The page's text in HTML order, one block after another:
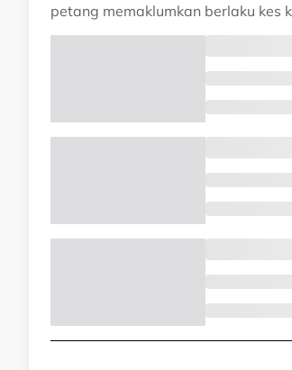
petang memaklumkan berlaku kes